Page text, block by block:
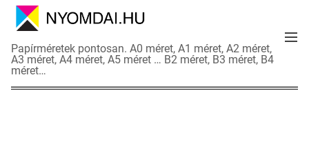
N
y
o
m
Papírméretek pontosan. A0 méret, A1 méret, A2 méret,
A3 méret, A4 méret, A5 méret … B2 méret, B3 méret, B4
méret…
M